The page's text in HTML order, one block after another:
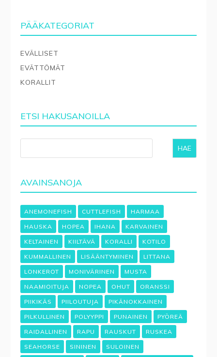
PÄÄKATEGORIAT
EVÄLLISET
EVÄTTÖMÄT
KORALLIT
ETSI HAKUSANOILLA
HAE
AVAINSANOJA
ANEMONEFISH CUTTLEFISH HARMAA
HAUSKA HOPEA IHANA KARVAINEN
KELTAINEN KIILTÄVÄ KORALLI KOTILO
KUMMALLINEN LISÄÄNTYMINEN LITTANA
LONKEROT MONIVÄRINEN MUSTA
NAAMIOITUJA NOPEA OHUT ORANSSI
PIIKIKÄS PIILOUTUJA PIKÄNOKKAINEN
PILKULLINEN POLYYPPI PUNAINEN PYÖREÄ
RAIDALLINEN RAPU RAUSKUT RUSKEA
SEAHORSE SININEN SULOINEN